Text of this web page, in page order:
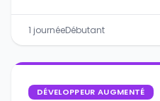
le Plan Mode.
1 journéeDébutant
DÉVELOPPEUR AUGMENTÉ